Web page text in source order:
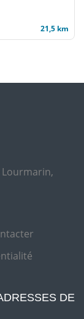
21,5 km
Lourmarin,
DE